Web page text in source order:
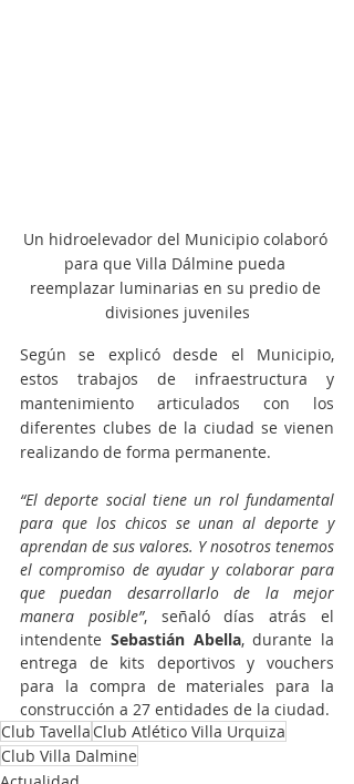
Un hidroelevador del Municipio colaboró
para que Villa Dálmine pueda
reemplazar luminarias en su predio de
divisiones juveniles
Según se explicó desde el Municipio,
estos trabajos de infraestructura y
mantenimiento articulados con los
diferentes clubes de la ciudad se vienen
realizando de forma permanente.
“El deporte social tiene un rol fundamental
para que los chicos se unan al deporte y
aprendan de sus valores. Y nosotros tenemos
el compromiso de ayudar y colaborar para
que puedan desarrollarlo de la mejor
manera posible”, señaló días atrás el
intendente Sebastián Abella, durante la
entrega de kits deportivos y vouchers
para la compra de materiales para la
construcción a 27 entidades de la ciudad.
Club Tavella Club Atlético Villa Urquiza
Club Villa Dalmine